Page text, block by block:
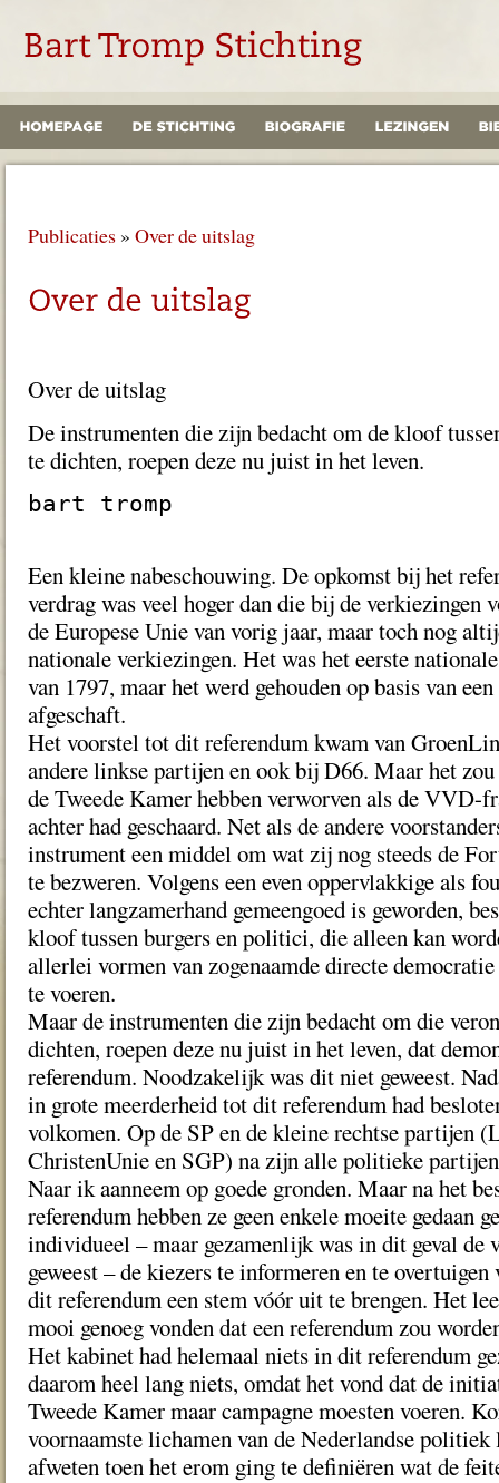
Publicaties » Over de uitslag
Over de uitslag
De instrumenten die zijn bedacht om de kloof
te dichten, roepen deze nu juist in het leven.
bart tromp
Een kleine nabeschouwing. De opkomst bij het
verdrag was veel hoger dan die bij de verkiezingen
de Europese Unie van vorig jaar, maar toch nog
nationale verkiezingen. Het was het eerste
van 1797, maar het werd gehouden op basis van
afgeschaft.
Het voorstel tot dit referendum kwam van
andere linkse partijen en ook bij D66. Maar het
de Tweede Kamer hebben verworven als de VVD-
achter had geschaard. Net als de andere
instrument een middel om wat zij nog steeds de
te bezweren. Volgens een even oppervlakkige als
echter langzamerhand gemeengoed is geworden,
kloof tussen burgers en politici, die alleen kan
allerlei vormen van zogenaamde directe
te voeren.
Maar de instrumenten die zijn bedacht om die
dichten, roepen deze nu juist in het leven, dat
referendum. Noodzakelijk was dit niet geweest.
in grote meerderheid tot dit referendum had
volkomen. Op de SP en de kleine rechtse partijen
ChristenUnie en SGP) na zijn alle politieke
Naar ik aanneem op goede gronden. Maar na het
referendum hebben ze geen enkele moeite gedaan
individueel – maar gezamenlijk was in dit geval de
geweest – de kiezers te informeren en te overtuigen
dit referendum een stem vóór uit te brengen. Het
mooi genoeg vonden dat een referendum zou
Het kabinet had helemaal niets in dit referendum
daarom heel lang niets, omdat het vond dat de
Tweede Kamer maar campagne moesten voeren.
voornaamste lichamen van de Nederlandse
afweten toen het erom ging te definiëren wat de